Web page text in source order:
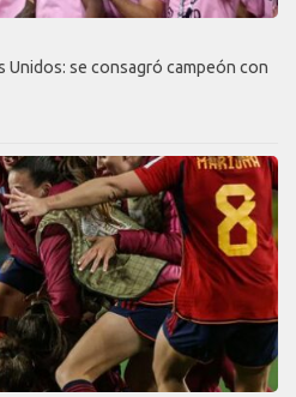
Unidos: se consagró campeón con